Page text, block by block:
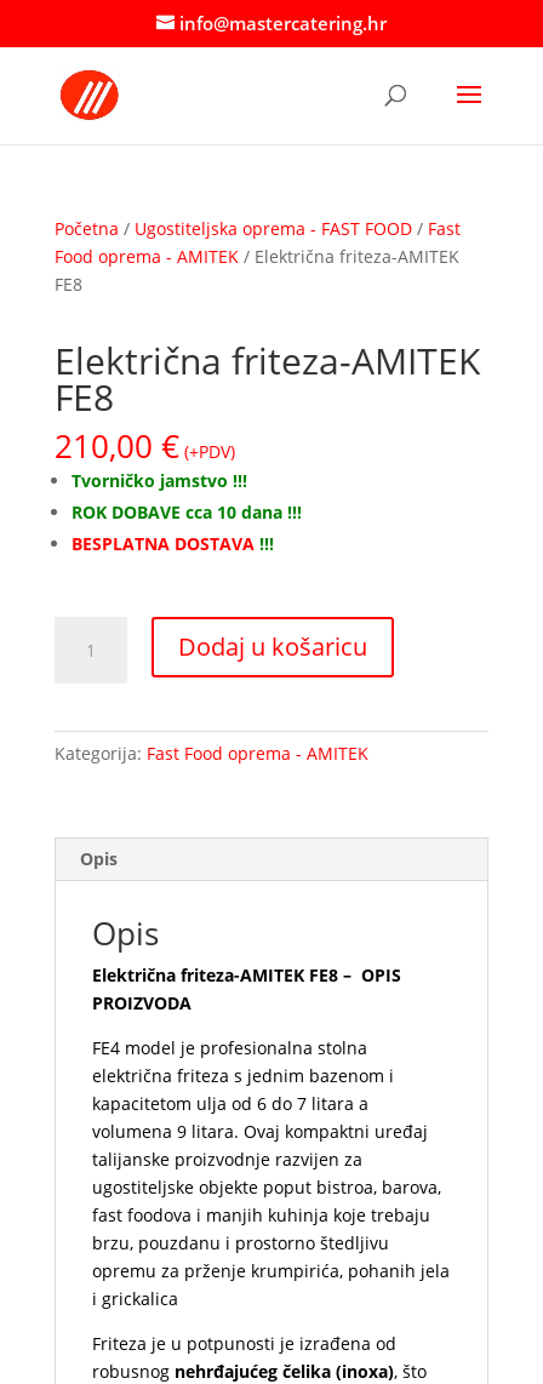
info@mastercatering.hr
Početna / Ugostiteljska oprema - FAST FOOD/ Fast
Food oprema - AMITEK/ Električna friteza-AMITEK
FE8
Električna friteza-AMITEK
FE8
210,00 € (+PDV)
Tvorničko jamstvo !!!
ROK DOBAVE cca 10 dana !!!
BESPLATNA DOSTAVA!!!
friteza-
Dodaj u košaricu
Kategorija: Fast Food oprema - AMITEK
Opis
Opis
Električna friteza-AMITEK FE8 – OPIS
PROIZVODA
FE4 model je profesionalna stolna
električna friteza s jednim bazenom i
kapacitetom ulja od 6 do 7 litara a
volumena 9 litara. Ovaj kompaktni uređaj
talijanske proizvodnje razvijen za
ugostiteljske objekte poput bistroa, barova,
fast foodova i manjih kuhinja koje trebaju
brzu, pouzdanu i prostorno štedljivu
opremu za prženje krumpirića, pohanih jela
i grickalica
Friteza je u potpunosti je izrađena od
robusnog nehrđajućeg čelika (inoxa), što